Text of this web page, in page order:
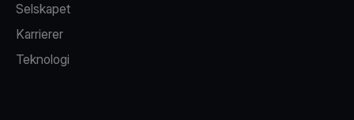
Selskapet
Karrierer
Teknologi